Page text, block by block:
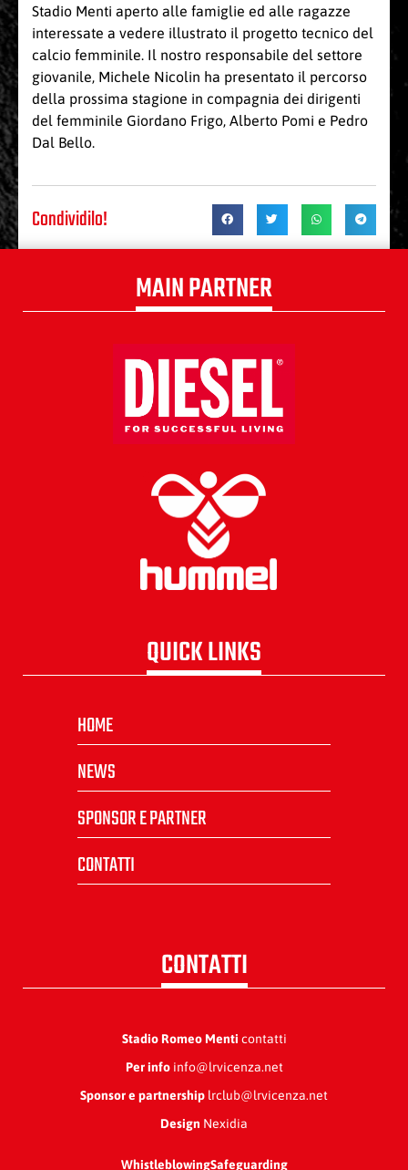
Stadio Menti aperto alle famiglie ed alle ragazze
interessate a vedere illustrato il progetto tecnico del
calcio femminile. Il nostro responsabile del settore
giovanile, Michele Nicolin ha presentato il percorso
della prossima stagione in compagnia dei dirigenti
del femminile Giordano Frigo, Alberto Pomi e Pedro
Dal Bello.
Condividilo!
MAIN PARTNER
QUICK LINKS
HOME
NEWS
SPONSOR E PARTNER
CONTATTI
CONTATTI
Stadio Romeo Menti contatti
Per infoinfo@lrvicenza.net
Sponsor e partnership lrclub@lrvicenza.net
Design Nexidia
WhistleblowingSafeguarding